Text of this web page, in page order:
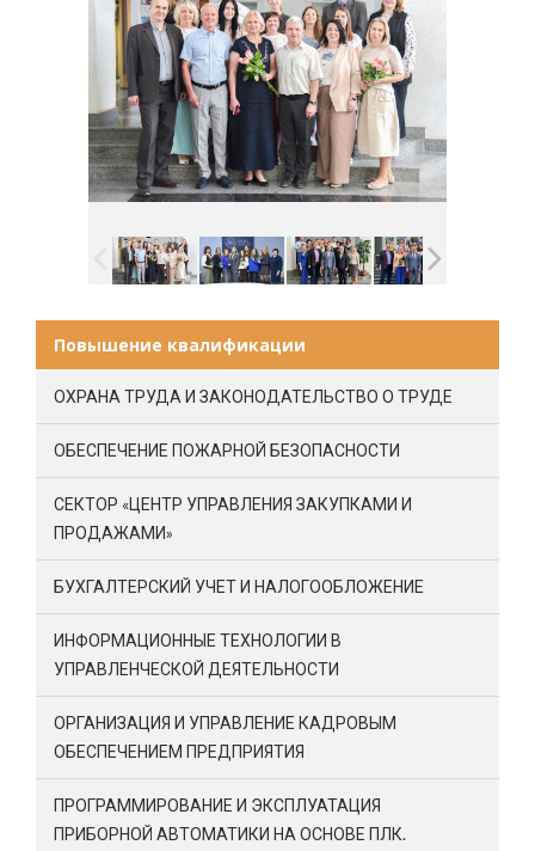
Повышение квалификации
ОХРАНА ТРУДА И ЗАКОНОДАТЕЛЬСТВО О ТРУДЕ
ОБЕСПЕЧЕНИЕ ПОЖАРНОЙ БЕЗОПАСНОСТИ
СЕКТОР «ЦЕНТР УПРАВЛЕНИЯ ЗАКУПКАМИ И
ПРОДАЖАМИ»
БУХГАЛТЕРСКИЙ УЧЕТ И НАЛОГООБЛОЖЕНИЕ
ИНФОРМАЦИОННЫЕ ТЕХНОЛОГИИ В
УПРАВЛЕНЧЕСКОЙ ДЕЯТЕЛЬНОСТИ
ОРГАНИЗАЦИЯ И УПРАВЛЕНИЕ КАДРОВЫМ
ОБЕСПЕЧЕНИЕМ ПРЕДПРИЯТИЯ
ПРОГРАММИРОВАНИЕ И ЭКСПЛУАТАЦИЯ
ПРИБОРНОЙ АВТОМАТИКИ НА ОСНОВЕ ПЛК.